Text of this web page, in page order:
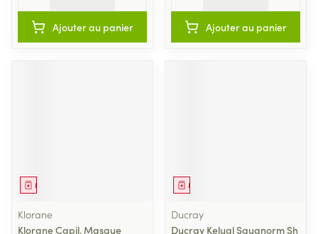
Ajouter au panier Ajouter au panier
Médicament
Klorane
Klorane Capil. Masque
Médicament
Ducray
Ducray Kelual Squanorm Sh